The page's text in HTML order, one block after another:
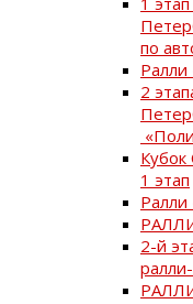
по
Ралли
2
Кубок
1 этап
Ралли
2-й